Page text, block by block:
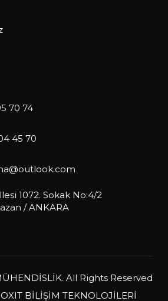
70 74
45 70
1072. Sokak No:4/2
/ ANKARA
All Rights Reserved
OXIT BİLİŞİM TEKNOLOJİLERİ